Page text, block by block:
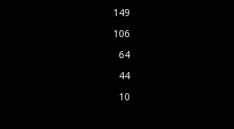
149
106
64
44
10